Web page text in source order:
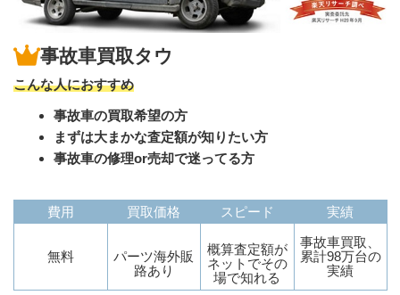
事故車買取タウ
こんな人におすすめ
事故車の買取希望の方
まずは大まかな査定額が知りたい方
事故車の修理or売却で迷ってる方
費用
無料
買取価格
パーツ海外販
路あり
スピード
概算査定額が
ネットでその
場で知れる
実績
事故車買取、
累計98万台の
実績